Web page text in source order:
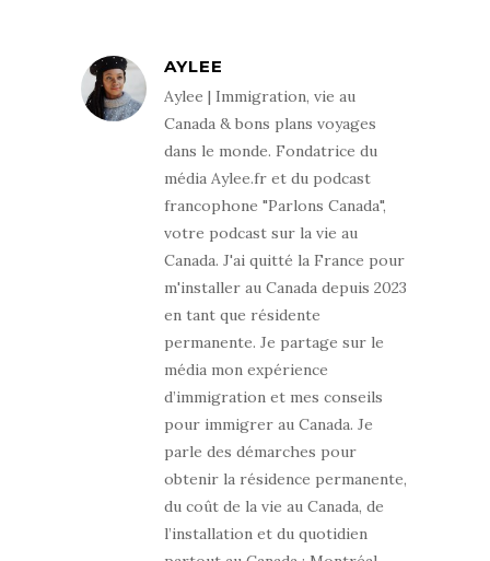
AYLEE
Aylee | Immigration, vie au
Canada & bons plans voyages
dans le monde. Fondatrice du
média Aylee.fr et du podcast
francophone "Parlons Canada",
votre podcast sur la vie au
Canada. J'ai quitté la France pour
m'installer au Canada depuis 2023
en tant que résidente
permanente. Je partage sur le
média mon expérience
d’immigration et mes conseils
pour immigrer au Canada. Je
parle des démarches pour
obtenir la résidence permanente,
du coût de la vie au Canada, de
l’installation et du quotidien